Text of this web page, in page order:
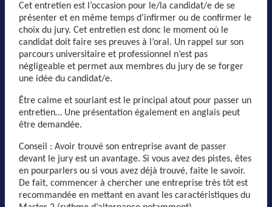
Cet entretien est l’occasion pour le/la candidat/e de se
présenter et en même temps d’infirmer ou de confirmer le
choix du jury. Cet entretien est donc le moment où le
candidat doit faire ses preuves à l’oral. Un rappel sur son
parcours universitaire et professionnel n’est pas
négligeable et permet aux membres du jury de se forger
une idée du candidat/e.
Être calme et souriant est le principal atout pour passer un
entretien… Une présentation également en anglais peut
être demandée.
Conseil : Avoir trouvé son entreprise avant de passer
devant le jury est un avantage. Si vous avez des pistes, êtes
en pourparlers ou si vous avez déjà trouvé, faite le savoir.
De fait, commencer à chercher une entreprise très tôt est
recommandée en mettant en avant les caractéristiques du